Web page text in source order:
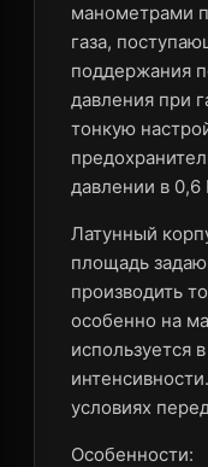
манометрами
газа,
поддержания
давления при
тонкую
давлении в
Латунный
площадь
производить
особенно на
используется
условиях
Особенности: